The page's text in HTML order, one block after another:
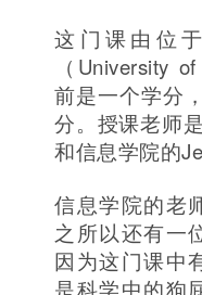
这门课由位
（University
前是一个学分
分。授课老师
和信息学院的
信息学院的老
之所以还有一
因为这门课中
是科学中的狗